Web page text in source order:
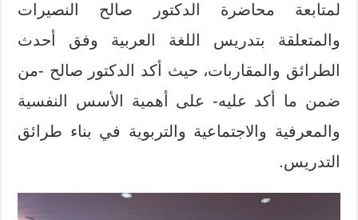
لمتابعة محاضرة الدكتور صالح النصيرات
والمتعلقة بتدريس اللغة العربية وفق أحدث
الطرائق والمقاربات، حيث أكد الدكتور صالح -من
ضمن ما أكد عليه- على أهمية الأسس النفسية
والمعرفية والاجتماعية والتربوية في بناء طرائق
التدريس.